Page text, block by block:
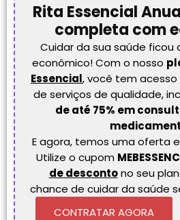
Rita Essencial
completa com
Cuidar da sua saúde ficou
econômico! Com o nosso
Essencial, você tem
de serviços de qualidade,
de até 75% em
E agora, temos uma oferta
Utilize o cupom
de descontono seu
chance de cuidar da saúde
CONTRATAR AGORA